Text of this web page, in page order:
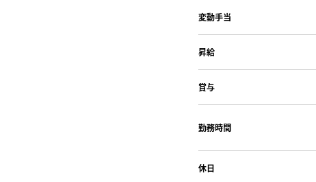
変動手当
昇給
賞与
勤務時間
休日